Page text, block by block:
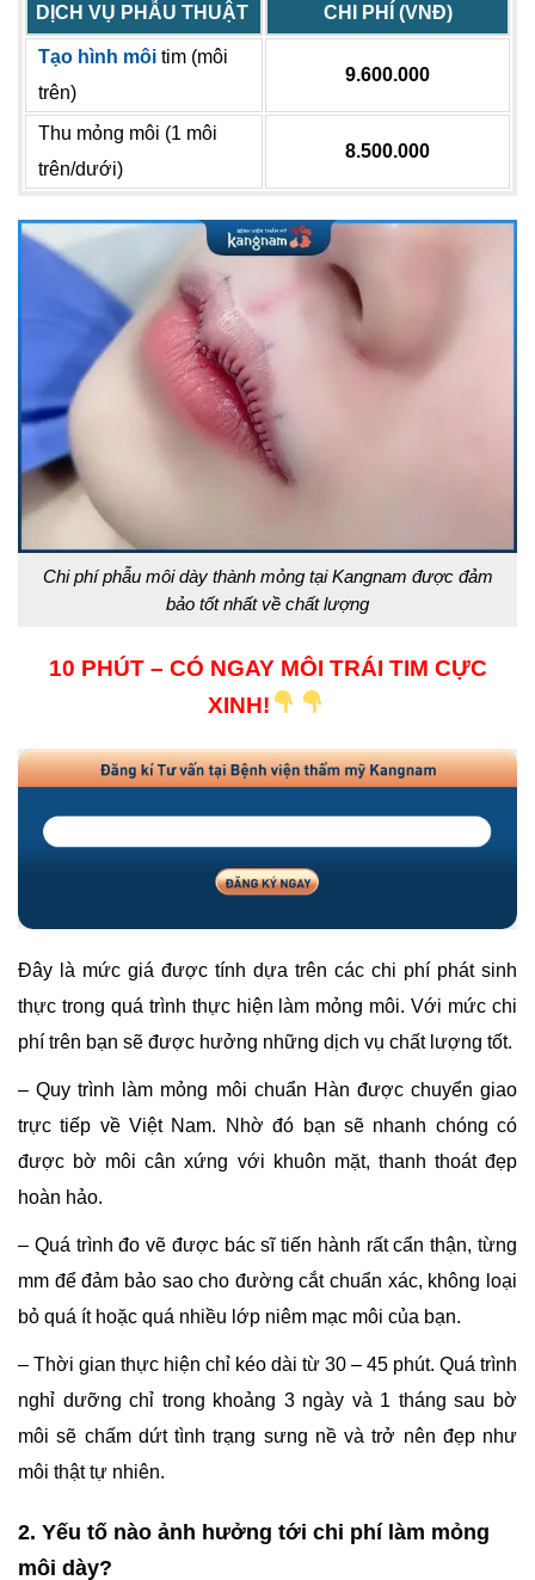
DỊCH VỤ PHẪU THUẬT CHI PHÍ (VNĐ)
Tạo hình môi tim (môi
trên)
9.600.000
Thu mỏng môi (1 môi
trên/dưới)
8.500.000
Chi phí phẫu môi dày thành mỏng tại Kangnam được đảm
bảo tốt nhất về chất lượng
10 PHÚT – CÓ NGAY MÔI TRÁI TIM CỰC
XINH!
Đây là mức giá được tính dựa trên các chi phí phát sinh
thực trong quá trình thực hiện làm mỏng môi. Với mức chi
phí trên bạn sẽ được hưởng những dịch vụ chất lượng tốt.
– Quy trình làm mỏng môi chuẩn Hàn được chuyển giao
trực tiếp về Việt Nam. Nhờ đó bạn sẽ nhanh chóng có
được bờ môi cân xứng với khuôn mặt, thanh thoát đẹp
hoàn hảo.
– Quá trình đo vẽ được bác sĩ tiến hành rất cẩn thận, từng
mm để đảm bảo sao cho đường cắt chuẩn xác, không loại
bỏ quá ít hoặc quá nhiều lớp niêm mạc môi của bạn.
– Thời gian thực hiện chỉ kéo dài từ 30 – 45 phút. Quá trình
nghỉ dưỡng chỉ trong khoảng 3 ngày và 1 tháng sau bờ
môi sẽ chấm dứt tình trạng sưng nề và trở nên đẹp như
môi thật tự nhiên.
2. Yếu tố nào ảnh hưởng tới chi phí làm mỏng
môi dày?